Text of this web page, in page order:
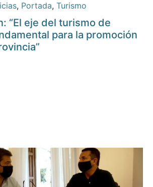
, Portada, Turismo
“El eje del turismo de
para la promoción